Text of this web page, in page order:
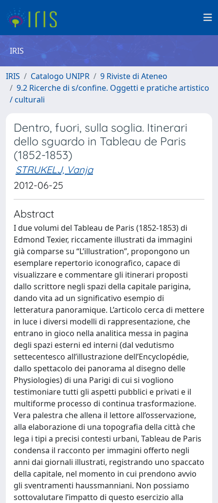
IRIS
IRIS Catalogo UNIPR
9 Riviste di Ateneo
9.2 Ricerche di s/confine. Oggetti e pratiche artistico
/ culturali
Dentro, fuori, sulla soglia. Itinerari
dello sguardo in Tableau de Paris
(1852-1853)
STRUKELJ, Vanja
2012-06-25
Abstract
I due volumi del Tableau de Paris (1852-1853) di
Edmond Texier, riccamente illustrati da immagini
già comparse su “L’illustration”, propongono un
esemplare repertorio iconografico, capace di
visualizzare e commentare gli itinerari proposti
dallo scrittore negli spazi della capitale parigina,
dando vita ad un significativo esempio di
letteratura panoramique. L’articolo cerca di mettere
in luce i diversi modelli di rappresentazione, che
entrano in gioco nella analitica messa in pagina
degli spazi esterni ed interni (dal vedutismo
settecentesco all’illustrazione dell’Encyclopédie,
dallo spettacolo dei panorama al disegno delle
Physiologies) di una Parigi di cui si vogliono
testimoniare tutti gli aspetti pubblici e privati e il
multiforme processo di continua trasformazione.
Vera palestra che allena il lettore all’osservazione,
alla elaborazione di una topografia della città che
lega i tipi a precisi contesti urbani, Tableau de Paris
condensa il racconto per immagini offerto negli
anni dai giornali illustrati, registrando uno spaccato
della capitale, nel momento in cui prendono avvio
gli sventramenti haussmanniani. Non possiamo
sottovalutare l’impatto di questo esercizio alla